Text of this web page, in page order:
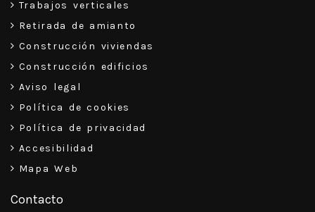
Trabajos verticales
Retirada de amianto
Construcción viviendas
Construcción edificios
Aviso legal
Política de cookies
Política de privacidad
Accesibilidad
Mapa Web
Contacto